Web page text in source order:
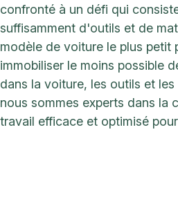
confronté à un défi qui
suffisamment d'outils et de
modèle de voiture le plus petit
immobiliser le moins possible
dans la voiture, les outils et
nous sommes experts dans la
travail efficace et optimisé